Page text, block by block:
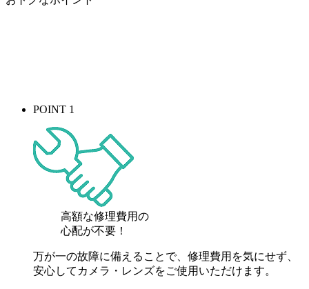
POINT 1
高額な修理費用の
心配が不要！
万が一の故障に備えることで、修理費用を気にせず、
安心してカメラ・レンズをご使用いただけます。